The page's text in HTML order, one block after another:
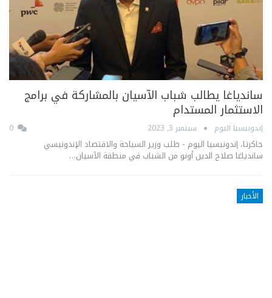
ساندياغا يطالب شباب الآسيان بالمشاركة في برامج
الاستثمار المستدام
إندونيسيا اليوم سبتمبر 3, 2023
جاكرتا، إندونيسيا اليوم - طلب وزير السياحة والاقتصاد الإندونيسي
ساندياغا صلاح الدين أونو من الشباب في منطقة الآسيان…
الأخبار